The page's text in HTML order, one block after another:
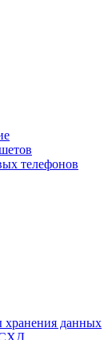
телефонов
хранения данных
СХД